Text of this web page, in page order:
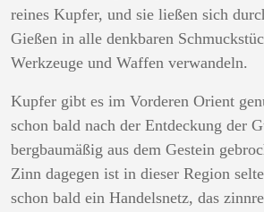
reines Kupfer, und sie ließen sich
Gießen in alle denkbaren
Werkzeuge und Waffen verwandeln.
Kupfer gibt es im Vorderen Orient
schon bald nach der Entdeckung der
bergbaumäßig aus dem Gestein
Zinn dagegen ist in dieser Region
schon bald ein Handelsnetz, das